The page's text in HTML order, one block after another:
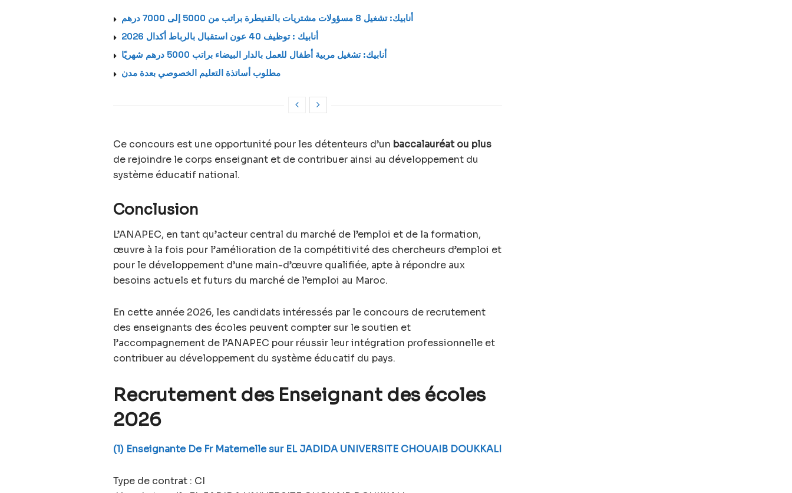
أنابيك: تشغيل 8 مسؤولات مشتريات بالقنيطرة براتب من 5000 إلى 7000 درهم
أنابيك : توظيف 40 عون استقبال بالرباط أكدال 2026
أنابيك: تشغيل مربية أطفال للعمل بالدار البيضاء براتب 5000 درهم شهريًا
مطلوب أساتذة التعليم الخصوصي بعدة مدن
Ce concours est une opportunité pour les détenteurs d’un baccalauréat ou plus
de rejoindre le corps enseignant et de contribuer ainsi au développement du
système éducatif national.
Conclusion
L’ANAPEC, en tant qu’acteur central du marché de l’emploi et de la formation,
œuvre à la fois pour l’amélioration de la compétitivité des chercheurs d’emploi et
pour le développement d’une main-d’œuvre qualifiée, apte à répondre aux
besoins actuels et futurs du marché de l’emploi au Maroc.
En cette année 2026, les candidats intéressés par le concours de recrutement
des enseignants des écoles peuvent compter sur le soutien et
l’accompagnement de l’ANAPEC pour réussir leur intégration professionnelle et
contribuer au développement du système éducatif du pays.
Recrutement des Enseignant des écoles
2026
(1) Enseignante De Fr Maternelle sur EL JADIDA UNIVERSITE CHOUAIB DOUKKALI
Type de contrat : CI